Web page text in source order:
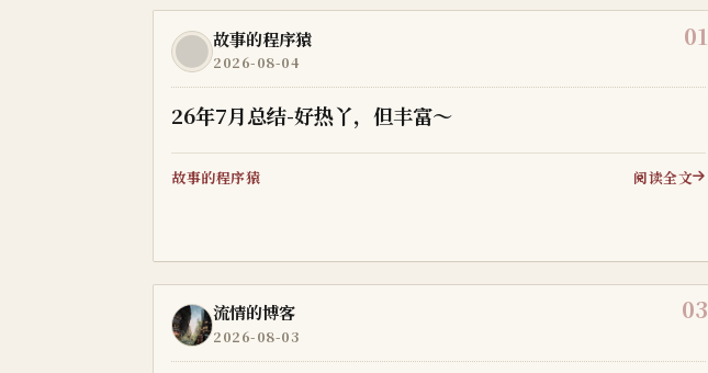
01
故事的程序猿
2026-08-04
26年7月总结-好热丫，但丰富～
故事的程序猿 阅读全文
03
流情的博客
2026-08-03